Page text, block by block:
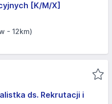
[K/M/X]
- 12km)
ds. Rekrutacji i